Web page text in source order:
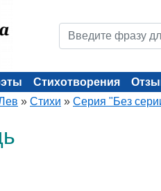
Стихотворения
» Стихи » Серия "Без